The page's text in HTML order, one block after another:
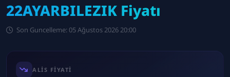
22AYARBILEZIK Fiyatı
Son Guncelleme: 05 Ağustos 2026 20:00
ALIS FIYATI